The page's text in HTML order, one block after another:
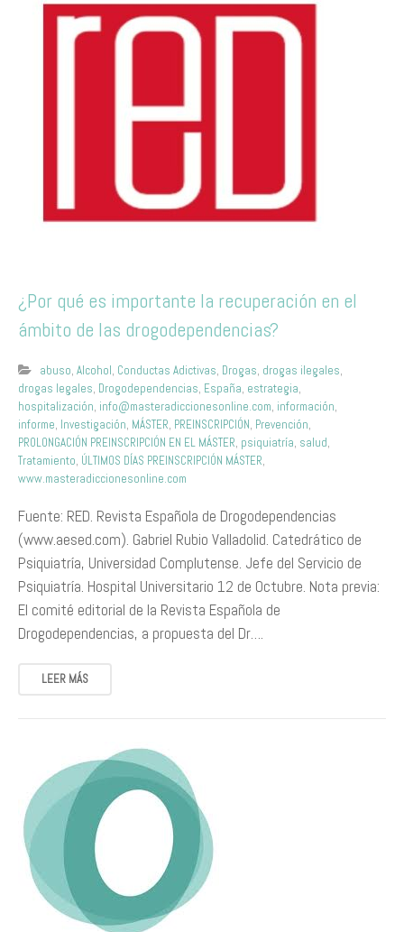
¿Por qué es importante la recuperación en el
ámbito de las drogodependencias?
abuso, Alcohol, Conductas Adictivas, Drogas, drogas ilegales,
drogas legales, Drogodependencias, España, estrategia,
hospitalización, info@masteradiccionesonline.com, información,
informe, Investigación, MÁSTER, PREINSCRIPCIÓN, Prevención,
PROLONGACIÓN PREINSCRIPCIÓN EN EL MÁSTER, psiquiatría, salud,
Tratamiento, ÚLTIMOS DÍAS PREINSCRIPCIÓN MÁSTER,
www.masteradiccionesonline.com
Fuente: RED. Revista Española de Drogodependencias
(www.aesed.com). Gabriel Rubio Valladolid. Catedrático de
Psiquiatría, Universidad Complutense. Jefe del Servicio de
Psiquiatría. Hospital Universitario 12 de Octubre. Nota previa:
El comité editorial de la Revista Española de
Drogodependencias, a propuesta del Dr….
LEER MÁS